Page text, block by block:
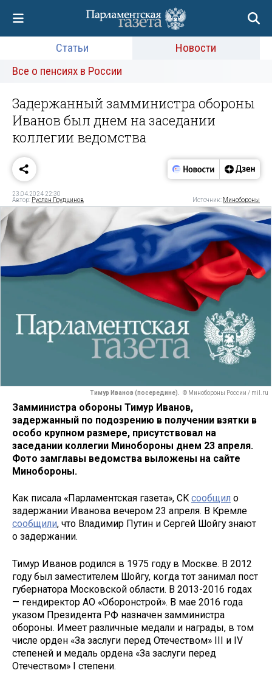
Статьи
Новости
Все о пенсиях в России
Задержанный замминистра обороны
Иванов был днем на заседании
коллегии ведомства
23.04.2024 22:30
Автор: Руслан Грудцинов Источник: Минобороны
Тимур Иванов (посередине). © Минобороны России / mil.ru
Замминистра обороны Тимур Иванов,
задержанный по подозрению в получении взятки в
особо крупном размере, присутствовал на
заседании коллегии Минобороны днем 23 апреля.
Фото замглавы ведомства выложены на сайте
Минобороны.
Как писала «Парламентская газета», СКсообщил о
задержании Иванова вечером 23 апреля. В Кремле
сообщили, что Владимир Путин и Сергей Шойгу знают
о задержании.
Тимур Иванов родился в 1975 году в Москве. В 2012
году был заместителем Шойгу, когда тот занимал пост
губернатора Московской области. В 2013-2016 годах
— гендиректор АО «Оборонстрой». В мае 2016 года
указом Президента РФ назначен замминистра
обороны. Имеет различные медали и награды, в том
числе орден «За заслуги перед Отечеством» III и IV
степеней и медаль ордена «За заслуги перед
Отечеством» I степени.